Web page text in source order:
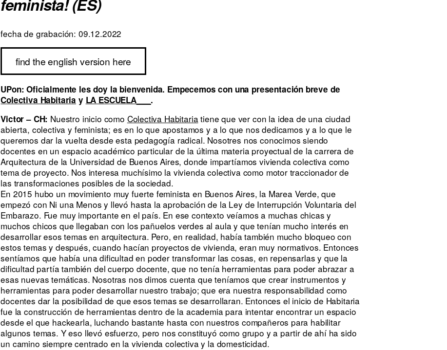
feminista! (ES)
fecha de grabación: 09.12.2022
find the english version here
UPon: Oficialmente les doy la bienvenida. Empecemos con una presentación breve de
Colectiva Habitaria y LA ESCUELA___ .
Victor – CH: Nuestro inicio como Colectiva Habitaria tiene que ver con la idea de una ciudad
abierta, colectiva y feminista; es en lo que apostamos y a lo que nos dedicamos y a lo que le
queremos dar la vuelta desde esta pedagogía radical. Nosotres nos conocimos siendo
docentes en un espacio académico particular de la última materia proyectual de la carrera de
Arquitectura de la Universidad de Buenos Aires, donde impartíamos vivienda colectiva como
tema de proyecto. Nos interesa muchísimo la vivienda colectiva como motor traccionador de
las transformaciones posibles de la sociedad.
En 2015 hubo un movimiento muy fuerte feminista en Buenos Aires, la Marea Verde, que
empezó con Ni una Menos y llevó hasta la aprobación de la Ley de Interrupción Voluntaria del
Embarazo. Fue muy importante en el país. En ese contexto veíamos a muchas chicas y
muchos chicos que llegaban con los pañuelos verdes al aula y que tenían mucho interés en
desarrollar esos temas en arquitectura. Pero, en realidad, había también mucho bloqueo con
estos temas y después, cuando hacían proyectos de vivienda, eran muy normativos. Entonces
sentíamos que había una dificultad en poder transformar las cosas, en repensarlas y que la
dificultad partía también del cuerpo docente, que no tenía herramientas para poder abrazar a
esas nuevas temáticas. Nosotras nos dimos cuenta que teníamos que crear instrumentos y
herramientas para poder desarrollar nuestro trabajo; que era nuestra responsabilidad como
docentes dar la posibilidad de que esos temas se desarrollaran. Entonces el inicio de Habitaria
fue la construcción de herramientas dentro de la academia para intentar encontrar un espacio
desde el que hackearla, luchando bastante hasta con nuestros compañeros para habilitar
algunos temas. Y eso llevó esfuerzo, pero nos constituyó como grupo y a partir de ahí ha sido
un camino siempre centrado en la vivienda colectiva y la domesticidad.